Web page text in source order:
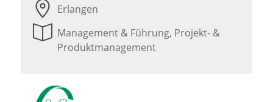
Erlangen
Management & Führung, Projekt- &
Produktmanagement